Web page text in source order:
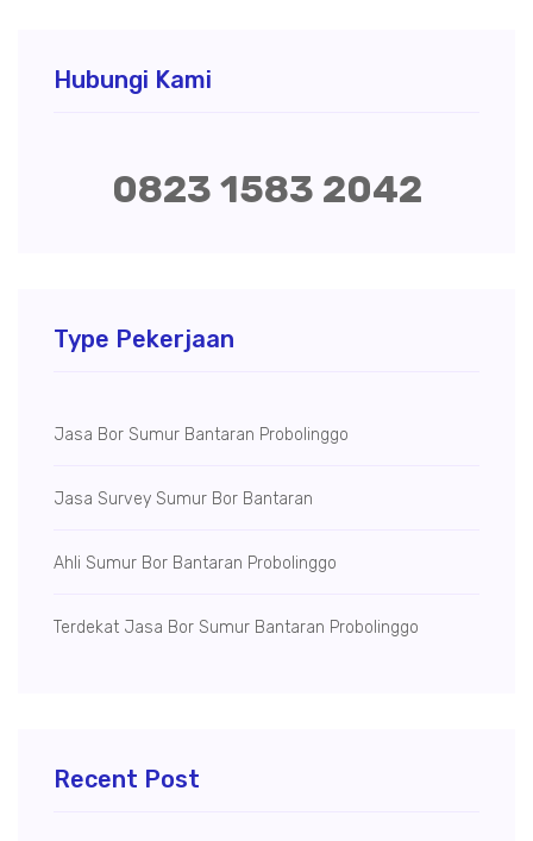
Hubungi Kami
0823 1583 2042
Type Pekerjaan
Jasa Bor Sumur Bantaran Probolinggo
Jasa Survey Sumur Bor Bantaran
Ahli Sumur Bor Bantaran Probolinggo
Terdekat Jasa Bor Sumur Bantaran Probolinggo
Recent Post